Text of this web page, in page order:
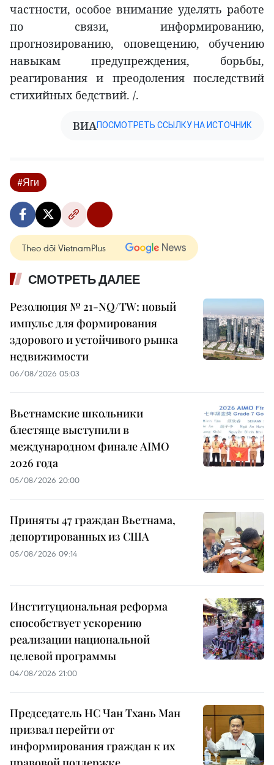
частности, особое внимание уделять работе
по связи, информированию,
прогнозированию, оповещению, обучению
навыкам предупреждения, борьбы,
реагирования и преодоления последствий
стихийных бедствий. /.
ВИАПОСМОТРЕТЬ ССЫЛКУ НА ИСТОЧНИК
#Яги
Theo dõi VietnamPlus
СМОТРЕТЬ ДАЛЕЕ
Резолюция № 21-NQ/TW: новый
импульс для формирования
здорового и устойчивого рынка
недвижимости
06/08/2026 05:03
Вьетнамские школьники
блестяще выступили в
международном финале AIMO
2026 года
05/08/2026 20:00
Приняты 47 граждан Вьетнама,
депортированных из США
05/08/2026 09:14
Институциональная реформа
способствует ускорению
реализации национальной
целевой программы
04/08/2026 21:00
Председатель НС Чан Тхань Ман
призвал перейти от
информирования граждан к их